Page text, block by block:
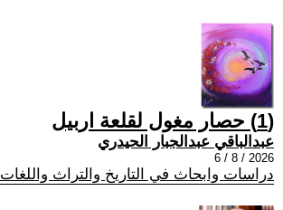
(1) حصار مغول لقلعة اربيل
عبدالباقي عبدالجبار الحيدري
2026 / 8 / 6
دراسات وابحاث في التاريخ والتراث واللغات